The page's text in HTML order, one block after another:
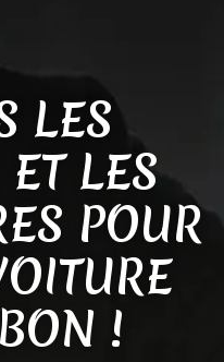
LES
LES
POUR
!